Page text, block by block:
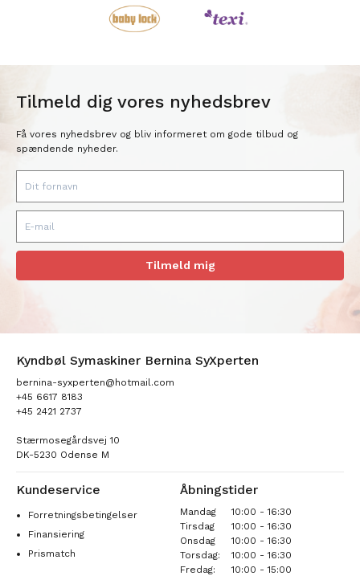
Tilmeld dig vores nyhedsbrev
Få vores nyhedsbrev og bliv informeret om gode tilbud og
spændende nyheder.
Tilmeld mig
Kyndbøl Symaskiner Bernina SyXperten
bernina-syxperten@hotmail.com
+45 6617 8183
+45 2421 2737
Stærmosegårdsvej 10
DK-5230 Odense M
Kundeservice
Forretningsbetingelser
Finansiering
Prismatch
Åbningstider
Mandag
10:00 - 16:30
Tirsdag
10:00 - 16:30
Onsdag
10:00 - 16:30
Torsdag:
10:00 - 16:30
Fredag:
10:00 - 15:00